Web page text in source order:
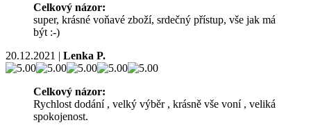
Celkový názor:
super, krásné voňavé zboží, srdečný přístup, vše jak má
být :-)
20.12.2021 | Lenka P.
Celkový názor:
Rychlost dodání , velký výběr , krásně vše voní , veliká
spokojenost.